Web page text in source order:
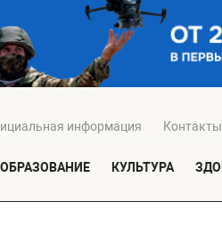
информация
ОБРАЗОВАНИЕ КУЛЬТУРА